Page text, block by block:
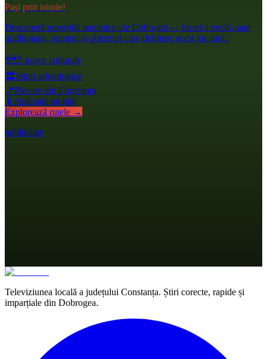
Pași prin istorie!
Descoperă poveștile autentice ale Dobrogei — biserici vechi, sate
tradiționale, oameni și obiceiuri care definesc acest loc unic.
🗺️5 trasee culturale
🏛️Situri arheologice
📍Plecare din Constanța
📱 Aplicație mobilă
Explorează rutele →
publicitate
Televiziunea locală a județului Constanța. Știri corecte, rapide și
imparțiale din Dobrogea.